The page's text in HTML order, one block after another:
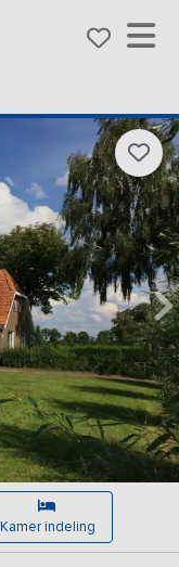
Kamer indeling